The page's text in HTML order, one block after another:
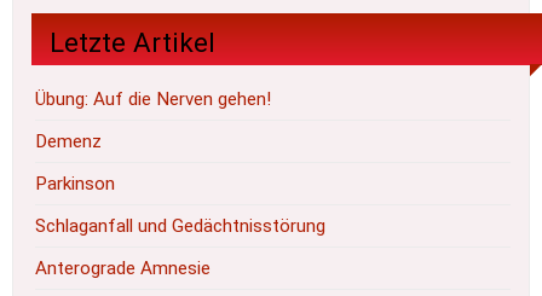
Letzte Artikel
Übung: Auf die Nerven gehen!
Demenz
Parkinson
Schlaganfall und Gedächtnisstörung
Anterograde Amnesie